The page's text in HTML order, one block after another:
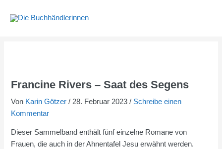
Inhalt
Francine Rivers – Saat des Segens
Von Karin Götzer/ 28. Februar 2023/ Schreibe einen
Kommentar
Dieser Sammelband enthält fünf einzelne Romane von
Frauen, die auch in der Ahnentafel Jesu erwähnt werden.